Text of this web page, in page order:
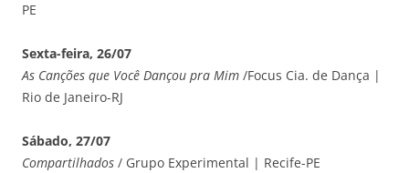
PE
Sexta-feira, 26/07
As Canções que Você Dançou pra Mim /Focus Cia. de Dança |
Rio de Janeiro-RJ
Sábado, 27/07
Compartilhados / Grupo Experimental | Recife-PE